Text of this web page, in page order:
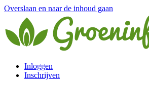
Overslaan en naar de inhoud gaan
Inloggen
Inschrijven